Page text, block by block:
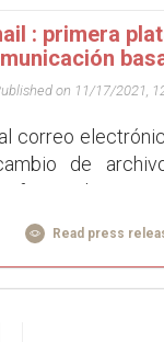
: primera
on 11/17/2021,
correo
de archivos
de
del mundo, se
Read press